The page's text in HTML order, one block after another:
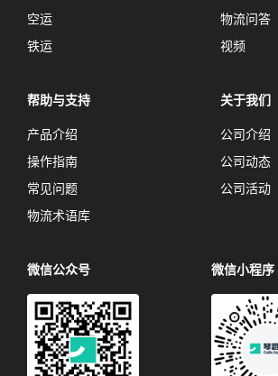
空运
铁运
物流问答
视频
帮助与支持
产品介绍
操作指南
常见问题
物流术语库
关于我们
公司介绍
公司动态
公司活动
微信公众号 微信小程序